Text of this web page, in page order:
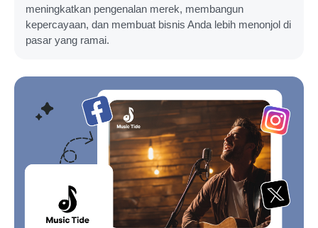
meningkatkan pengenalan merek, membangun
kepercayaan, dan membuat bisnis Anda lebih menonjol di
pasar yang ramai.